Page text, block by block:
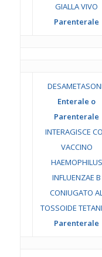
GIALLA VIVO
Parenterale
Enterale o
Parenterale
INTERAGISCE
VACCINO
HAEMOPHILUS
INFLUENZAE B
CONIUGATO
TOSSOIDE
Parenterale